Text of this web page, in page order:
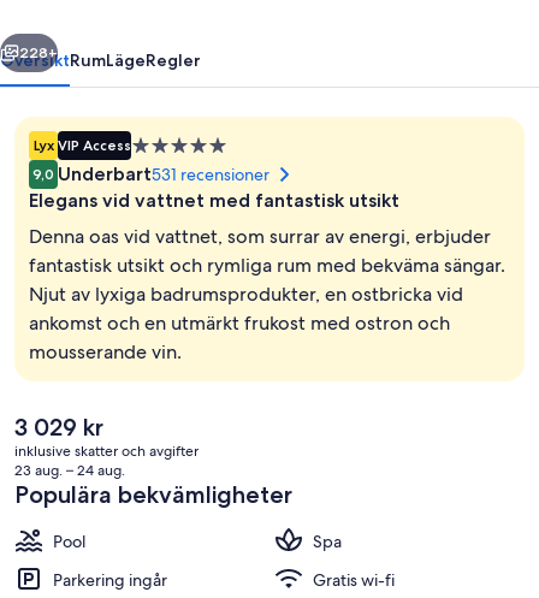
Exteriör
Nästa
228+
ÖversiktRumLägeRegler
Lyx VIP Access5.0-
stjärnigt
boende
9,0 Underbart531 recensioner
Elegans vid vattnet med fantastisk utsikt
Denna oas vid vattnet, som surrar av energi, erbjuder
fantastisk utsikt och rymliga rum med bekväma sängar.
Njut av lyxiga badrumsprodukter, en ostbricka vid
ankomst och en utmärkt frukost med ostron och
mousserande vin.
Det
nuvarande
priset
är
3 029 kr
3 029 kr
inklusive skatter och avgifter
23 aug. – 24 aug.
Populära bekvämligheter
Pool
Spa
Parkering ingår
Gratis wi-fi